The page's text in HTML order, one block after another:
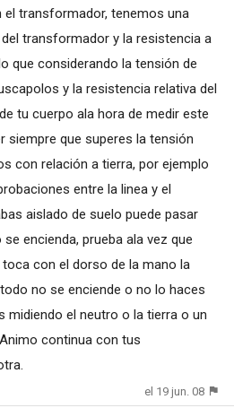
transformador, tenemos una
transformador y la resistencia a
que considerando la tensión de
y la resistencia relativa del
tu cuerpo ala hora de medir este
siempre que superes la tensión
con relación a tierra, por ejemplo
entre la linea y el
aislado de suelo puede pasar
encienda, prueba ala vez que
con el dorso de la mano la
no se enciende o no lo haces
midiendo el neutro o la tierra o un
continua con tus
el 19 jun. 08